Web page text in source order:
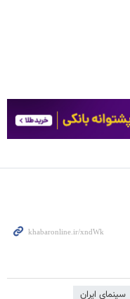
سینمای ایران